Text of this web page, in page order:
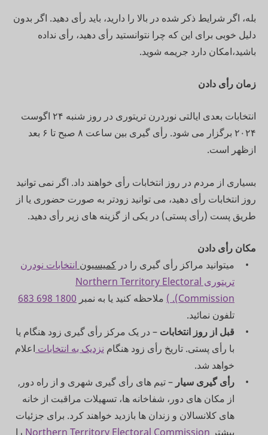
بله، اگر شرایط ذکر شده در بالا را دارید، باید رأی دهید. اگر بدون
دلیل خوبی برای این که چرا نتوانستید رأی دهید، رأی نداده
باشید،امکان دارد جریمه شوید.
زمان رأی دادن
انتخابات بعدی ایالتی نوردرن تریتوری در روز شنبه ۲۴ اگوست
۲۰۲۴ برگزار می شود. رأی گیری بین ساعت ۸ صبح تا ۶ بعد
ازظهر است.
بسیاری از مردم در روز انتخابات رأی خواهند داد. اگر نمی توانید
روز انتخابات رأی دهید، می توانید زودتر به صورت حضوری یا از
طریق پست (‌رأی پستی) در یکی از گزینه های زیر رأی دهید.
مکان رأی دادن
میتوانید مراکز رأی گیری را در کمیسیون انتخابات نودرن
تریتوری Northern Territory Electoral
Commission). )
ملاحظه کنید یا به نمبر 1800 698 683
تلفون نمائید.
قبل از روز انتخابات – در یک مرکز رأی گیری زود هنگام یا
با رأی پستی. تاریخ رأی زود هنگام نزدیک به انتخابات اعلام
خواهد شد.
رأی گیری سیار – تیم های رأی گیری شهری و از راه دور,
از مکان های دور، شفاخانه ها، تسهیلات مراقبت از خانه
های کلانسالان و زندان ها بازدید خواهند کرد. برای جزئیات
بیشتر Northern Territory Electoral Commission را